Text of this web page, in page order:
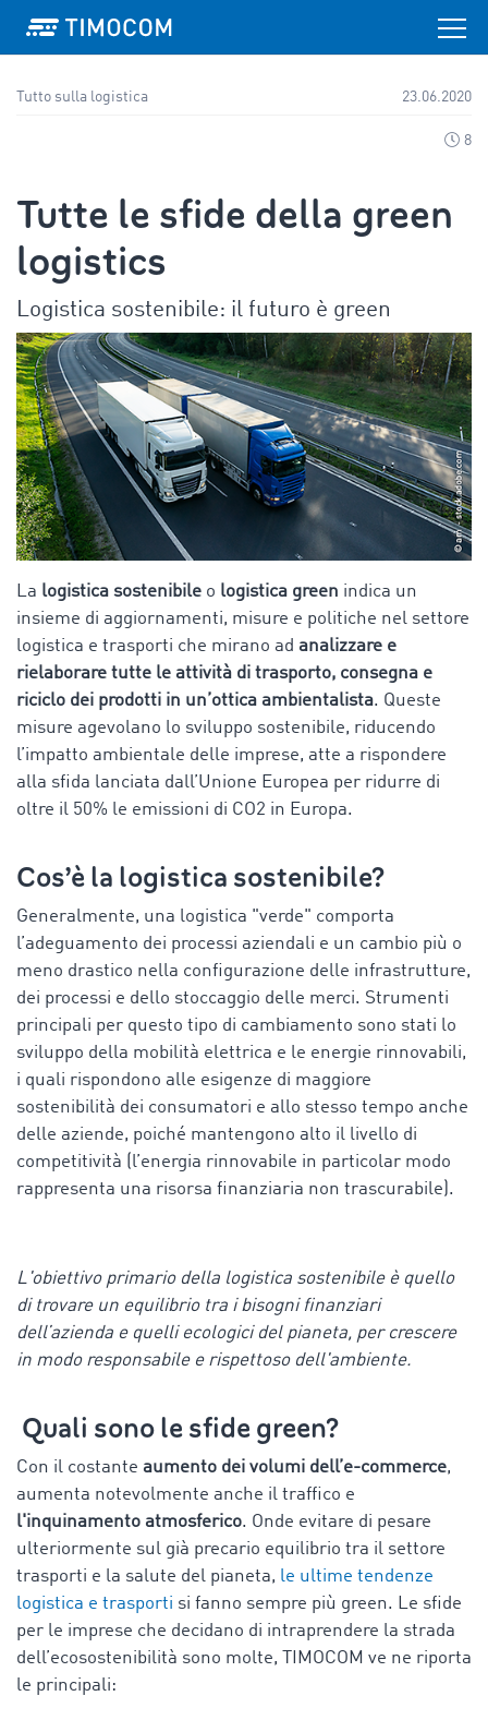
Tutto sulla logistica 23.06.2020
8
Tutte le sfide della green
logistics
Logistica sostenibile: il futuro è green
La logistica sostenibile o logistica green indica un
insieme di aggiornamenti, misure e politiche nel settore
logistica e trasporti che mirano ad analizzare e
rielaborare tutte le attività di trasporto, consegna e
riciclo dei prodotti in un’ottica ambientalista. Queste
misure agevolano lo sviluppo sostenibile, riducendo
l’impatto ambientale delle imprese, atte a rispondere
alla sfida lanciata dall’Unione Europea per ridurre di
oltre il 50% le emissioni di CO2 in Europa.
Cos’è la logistica sostenibile?
Generalmente, una logistica "verde" comporta
l’adeguamento dei processi aziendali e un cambio più o
meno drastico nella configurazione delle infrastrutture,
dei processi e dello stoccaggio delle merci. Strumenti
principali per questo tipo di cambiamento sono stati lo
sviluppo della mobilità elettrica e le energie rinnovabili,
i quali rispondono alle esigenze di maggiore
sostenibilità dei consumatori e allo stesso tempo anche
delle aziende, poiché mantengono alto il livello di
competitività (l’energia rinnovabile in particolar modo
rappresenta una risorsa finanziaria non trascurabile).
L'obiettivo primario della logistica sostenibile è quello
di trovare un equilibrio tra i bisogni finanziari
dell’azienda e quelli ecologici del pianeta, per crescere
in modo responsabile e rispettoso dell'ambiente.
Quali sono le sfide green?
Con il costante aumento dei volumi dell’e-commerce,
aumenta notevolmente anche il traffico e
l'inquinamento atmosferico. Onde evitare di pesare
ulteriormente sul già precario equilibrio tra il settore
trasporti e la salute del pianeta, le ultime tendenze
logistica e trasporti si fanno sempre più green. Le sfide
per le imprese che decidano di intraprendere la strada
dell’ecosostenibilità sono molte, TIMOCOM ve ne riporta
le principali: